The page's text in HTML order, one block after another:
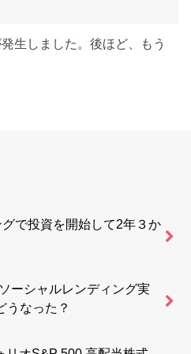
生しました。後ほど、もう
で投資を開始して2年３か
ーシャルレンディング実
うなった？